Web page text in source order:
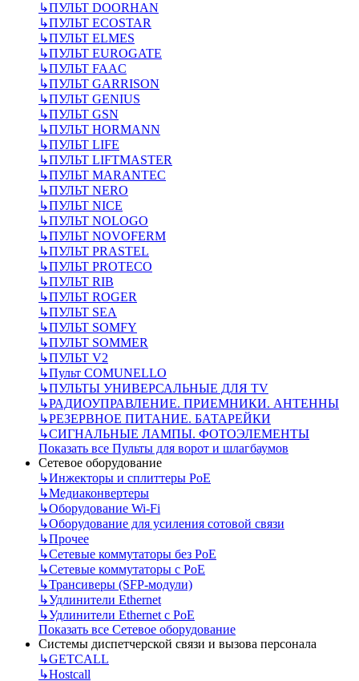
↳ПУЛЬТ DOORHAN
↳ПУЛЬТ ECOSTAR
↳ПУЛЬТ ELMES
↳ПУЛЬТ EUROGATE
↳ПУЛЬТ FAAC
↳ПУЛЬТ GARRISON
↳ПУЛЬТ GENIUS
↳ПУЛЬТ GSN
↳ПУЛЬТ HORMANN
↳ПУЛЬТ LIFE
↳ПУЛЬТ LIFTMASTER
↳ПУЛЬТ MARANTEC
↳ПУЛЬТ NERO
↳ПУЛЬТ NICE
↳ПУЛЬТ NOLOGO
↳ПУЛЬТ NOVOFERM
↳ПУЛЬТ PRASTEL
↳ПУЛЬТ PROTECO
↳ПУЛЬТ RIB
↳ПУЛЬТ ROGER
↳ПУЛЬТ SEA
↳ПУЛЬТ SOMFY
↳ПУЛЬТ SOMMER
↳ПУЛЬТ V2
↳Пульт СOMUNELLO
↳ПУЛЬТЫ УНИВЕРСАЛЬНЫЕ ДЛЯ TV
↳РАДИОУПРАВЛЕНИЕ. ПРИЕМНИКИ. АНТЕННЫ
↳РЕЗЕРВНОЕ ПИТАНИЕ. БАТАРЕЙКИ
↳СИГНАЛЬНЫЕ ЛАМПЫ. ФОТОЭЛЕМЕНТЫ
Показать все Пульты для ворот и шлагбаумов
Сетевое оборудование
↳Инжекторы и сплиттеры РоЕ
↳Медиаконвертеры
↳Оборудование Wi-Fi
↳Оборудование для усиления сотовой связи
↳Прочее
↳Сетевые коммутаторы без РоЕ
↳Сетевые коммутаторы с РоЕ
↳Трансиверы (SFP-модули)
↳Удлинители Ethernet
↳Удлинители Ethernet с PoE
Показать все Сетевое оборудование
Системы диспетчерской связи и вызова персонала
↳GETCALL
↳Hostcall